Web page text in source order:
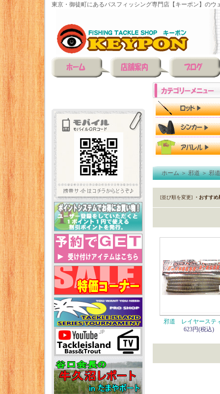
東京・御徒町にあるバスフィッシング専門店【キーポン】のウ
ホーム＞邪道＞邪
[並び順を変更] ・おすすめ
邪道 レイヤーステ
623円(税込)